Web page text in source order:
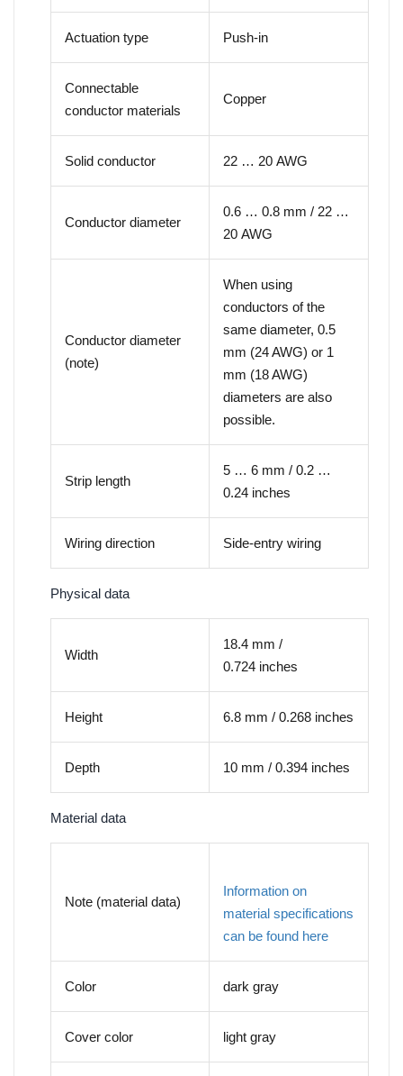
Actuation type Push-in
Connectable
conductor materials
Copper
Solid conductor 22 … 20 AWG
Conductor diameter
0.6 … 0.8 mm / 22 …
20 AWG
Conductor diameter
(note)
When using
conductors of the
same diameter, 0.5
mm (24 AWG) or 1
mm (18 AWG)
diameters are also
possible.
Strip length
5 … 6 mm / 0.2 …
0.24 inches
Wiring direction Side-entry wiring
Physical data
Width
18.4 mm /
0.724 inches
Height 6.8 mm / 0.268 inches
Depth 10 mm / 0.394 inches
Material data
Note (material data)
Information on
material specifications
can be found here
Color dark gray
Cover color light gray